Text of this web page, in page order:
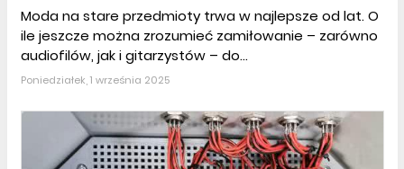
Moda na stare przedmioty trwa w najlepsze od lat. O
ile jeszcze można zrozumieć zamiłowanie – zarówno
audiofilów, jak i gitarzystów – do...
Poniedziałek, 1 września 2025